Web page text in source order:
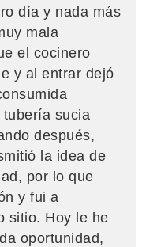
día y nada más
mala
el cocinero
y al entrar dejó
sucia
después,
la idea de
por lo que
y fui a
sitio. Hoy le he
oportunidad,